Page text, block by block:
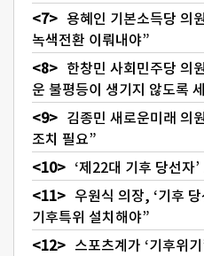
용혜인 기본소득당 의
녹색전환 이뤄내야”
한창민 사회민주당 의
운 불평등이 생기지 않도록
김종민 새로운미래 의
조치 필요”
‘제22대 기후 당선자
우원식 의장, ‘기후
기후특위 설치해야”
스포츠계가 ‘기후위